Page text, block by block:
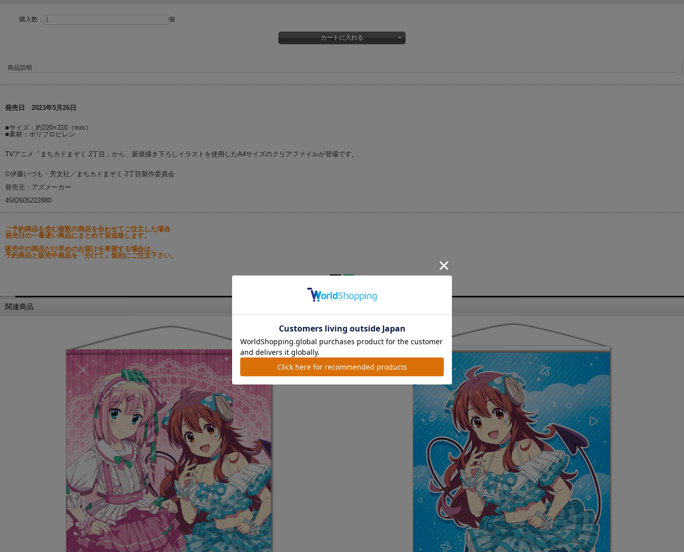
購入数： 個
商品説明
発売日 2023年5月26日
■サイズ：約220×310（mm）
■素材：ポリプロピレン
TVアニメ「まちカドまぞく 2丁目」から、新規描き下ろしイラストを使用したA4サイズのクリアファイルが登場です。
©伊藤いづも・芳文社／まちカドまぞく 2丁目製作委員会
発売元：アズメーカー
4582605222880
ご予約商品を含む複数の商品を合わせてご注文した場合
発売日の一番遅い商品にまとめて発送致します。
販売中の商品だけ早めのお届けを希望する場合は、
予約商品と販売中商品を「分けて」個別にご注文下さい。
関連商品